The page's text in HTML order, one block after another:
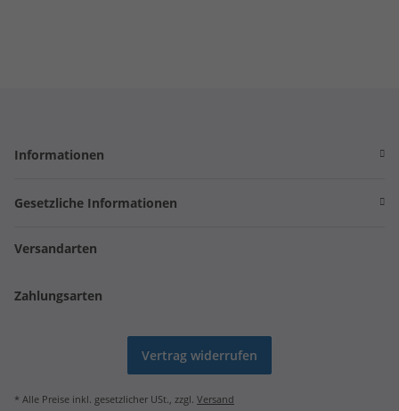
Informationen
Gesetzliche Informationen
Versandarten
Zahlungsarten
Vertrag widerrufen
* Alle Preise inkl. gesetzlicher USt., zzgl. Versand